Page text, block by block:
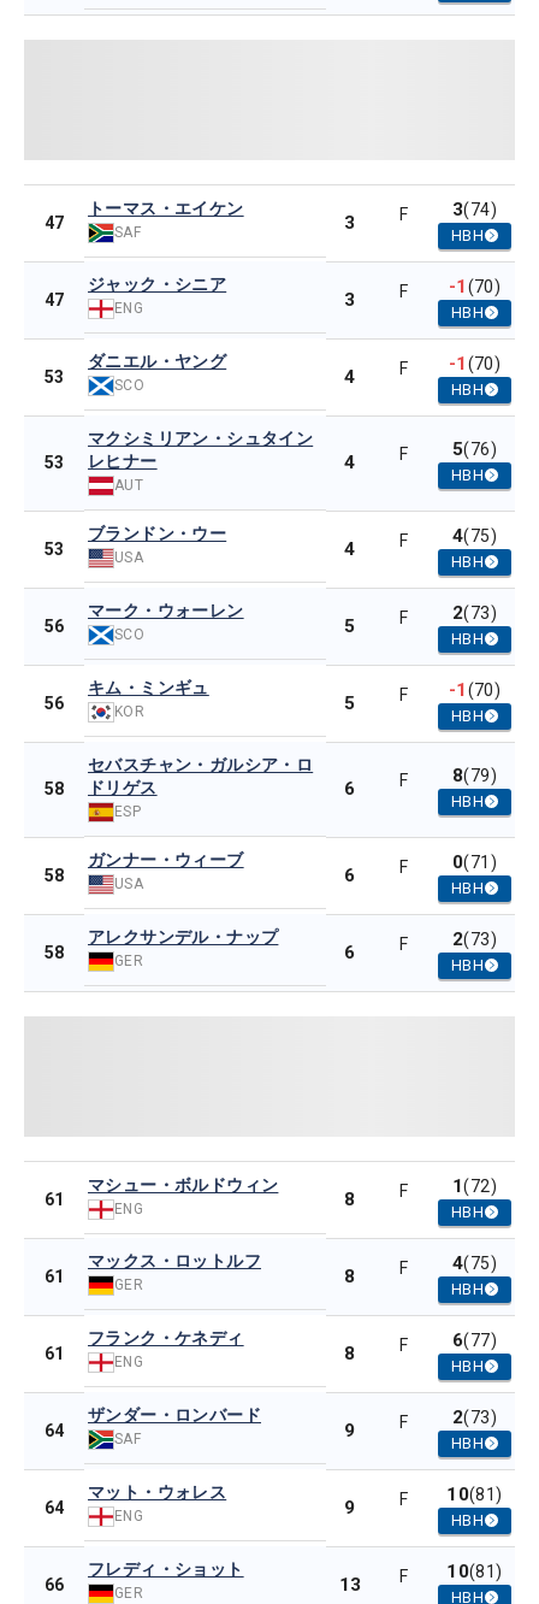
47
トーマス・エイケン
SAF 3 F 3(74)
HBH
47
ジャック・シニア
ENG 3 F -1(70)
HBH
53
ダニエル・ヤング
SCO 4 F -1(70)
HBH
53
マクシミリアン・シュタイン
レヒナー
AUT
4 F 5(76)
HBH
53
ブランドン・ウー
USA 4 F 4(75)
HBH
56
マーク・ウォーレン
SCO 5 F 2(73)
HBH
56
キム・ミンギュ
KOR 5 F -1(70)
HBH
58
セバスチャン・ガルシア・ロ
ドリゲス
ESP
6 F 8(79)
HBH
58
ガンナー・ウィーブ
USA 6 F 0(71)
HBH
58
アレクサンデル・ナップ
GER 6 F 2(73)
HBH
61
マシュー・ボルドウィン
ENG 8 F 1(72)
HBH
61
マックス・ロットルフ
GER 8 F 4(75)
HBH
61
フランク・ケネディ
ENG 8 F 6(77)
HBH
64
ザンダー・ロンバード
SAF 9 F 2(73)
HBH
64
マット・ウォレス
ENG 9 F 10(81)
HBH
66
フレディ・ショット
GER 13 F 10(81)
HBH